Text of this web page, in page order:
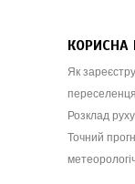
КОРИСНА
Як
Розклад
Точний